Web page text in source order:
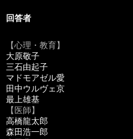
回答者
【心理・教育】
大原敬子
三石由起子
マドモアゼル愛
田中ウルヴェ京
最上雄基
【医師】
高橋龍太郎
森田浩一郎